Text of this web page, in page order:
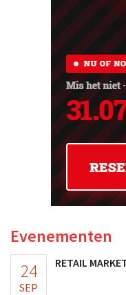
Evenementen
24
SEP
RETAIL